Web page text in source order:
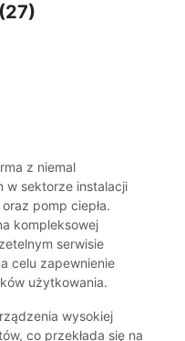
(27)
z niemal
w sektorze instalacji
pomp ciepła.
kompleksowej
serwisie
celu zapewnienie
użytkowania.
wysokiej
co przekłada się na